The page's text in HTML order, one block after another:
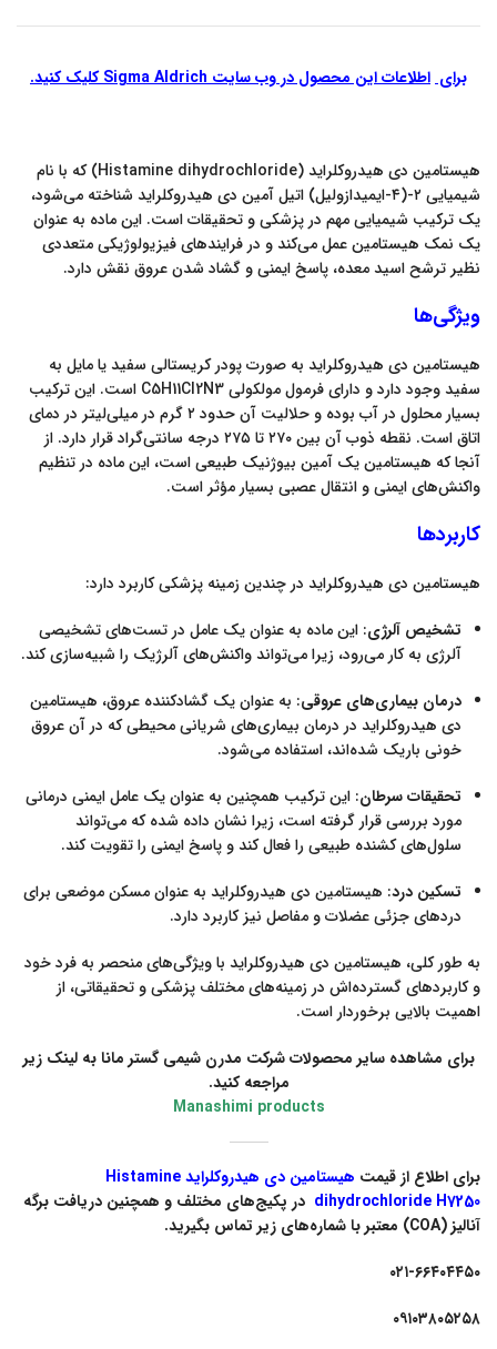
برایاطلاعات این محصول در وب سایت Sigma Aldrich کلیک کنید.
هیستامین دی هیدروکلراید (Histamine dihydrochloride) که با نام
شیمیایی ۲-(۴-ایمیدازولیل) اتیل آمین دی هیدروکلراید شناخته می‌شود،
یک ترکیب شیمیایی مهم در پزشکی و تحقیقات است. این ماده به عنوان
یک نمک هیستامین عمل می‌کند و در فرایندهای فیزیولوژیکی متعددی
نظیر ترشح اسید معده، پاسخ ایمنی و گشاد شدن عروق نقش دارد.
ویژگی‌ها
هیستامین دی هیدروکلراید به صورت پودر کریستالی سفید یا مایل به
سفید وجود دارد و دارای فرمول مولکولی C5H11Cl2N3 است. این ترکیب
بسیار محلول در آب بوده و حلالیت آن حدود ۲ گرم در میلی‌لیتر در دمای
اتاق است. نقطه ذوب آن بین ۲۷۰ تا ۲۷۵ درجه سانتی‌گراد قرار دارد
. از
آنجا که هیستامین یک آمین بیوژنیک طبیعی است، این ماده در تنظیم
واکنش‌های ایمنی و انتقال عصبی بسیار مؤثر است.
کاربردها
هیستامین دی هیدروکلراید در چندین زمینه پزشکی کاربرد دارد:
تشخیص آلرژی: این ماده به عنوان یک عامل در تست‌های تشخیصی
آلرژی به کار می‌رود، زیرا می‌تواند واکنش‌های آلرژیک را شبیه‌سازی کند.
درمان بیماری‌های عروقی: به عنوان یک گشادکننده عروق، هیستامین
دی هیدروکلراید در درمان بیماری‌های شریانی محیطی که در آن عروق
خونی باریک شده‌اند، استفاده می‌شود.
تحقیقات سرطان: این ترکیب همچنین به عنوان یک عامل ایمنی درمانی
مورد بررسی قرار گرفته است، زیرا نشان داده شده که می‌تواند
سلول‌های کشنده طبیعی را فعال کند و پاسخ ایمنی را تقویت کند.
تسکین درد: هیستامین دی هیدروکلراید به عنوان مسکن موضعی برای
دردهای جزئی عضلات و مفاصل نیز کاربرد دارد.
به طور کلی، هیستامین دی هیدروکلراید با ویژگی‌های منحصر به فرد خود
و کاربردهای گسترده‌اش در زمینه‌های مختلف پزشکی و تحقیقاتی، از
اهمیت بالایی برخوردار است.
برای مشاهده سایر محصولات شرکت مدرن شیمی گستر مانا به لینک زیر
مراجعه کنید.
Manashimi products
برای اطلاع از قیمت
هیستامین دی هیدروکلراید Histamine
dihydrochloride H7250 در پکیج‌های مختلف و همچنین دریافت برگه
آنالیز (COA) معتبر با شماره‌های زیر تماس بگیرید.
۰۲۱-۶۶۴۰۴۴۵۰
۰۹۱۰۳۸۰۵۲۵۸